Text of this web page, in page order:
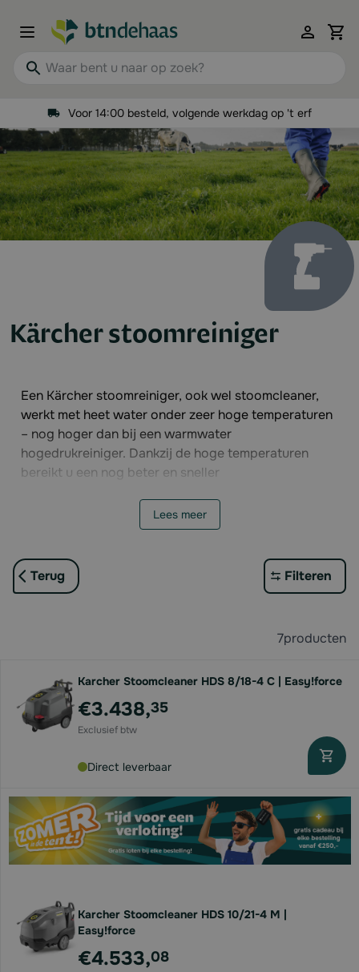
Waar bent u naar op zoek?
Voor 14:00 besteld, volgende werkdag op 't erf
Kärcher stoomreiniger
Een Kärcher stoomreiniger, ook wel stoomcleaner,
werkt met heet water onder zeer hoge temperaturen
– nog hoger dan bij een warmwater
hogedrukreiniger. Dankzij de hoge temperaturen
bereikt u een nog beter en sneller
Een stoomreiniger of stoomcleaner heeft een
temperatuurbereik van 80 tot 155 graden Celsius.
hierdoor nog gemakkelijker los, waardoor de
werksnelheid vele malen hoger ligt. Een bijkomend
BTN de Haas adviseert u graag bij de aankoop van
een Kärcher stoomreiniger of stoomcleaner
Lees meer
Terug Filteren
7producten
Karcher Stoomcleaner HDS 8/18-4 C | Easy!force
€3.438,35
Direct leverbaar
Karcher Stoomcleaner HDS 10/21-4 M |
Easy!force
€4.533,08